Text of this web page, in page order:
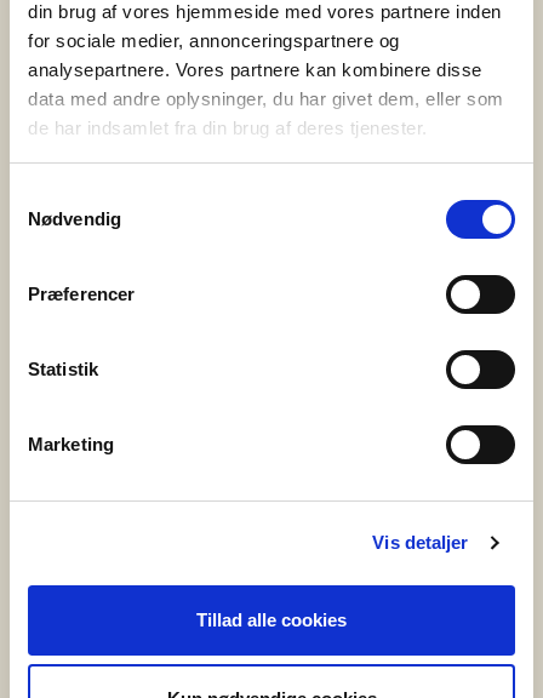
din brug af vores hjemmeside med vores partnere inden
for sociale medier, annonceringspartnere og
analysepartnere. Vores partnere kan kombinere disse
data med andre oplysninger, du har givet dem, eller som
de har indsamlet fra din brug af deres tjenester.
Nødvendig
Præferencer
Statistik
Marketing
Vis detaljer
Tillad alle cookies
3. juni 2025
PårørendeKurset gør en forskel
Bedre Psykiatri har i samarbejde med Syddansk
Universitet og Center for Pårørendeinddragelse
PårørendeKurset – og resultaterne er tydelige. Kurset
håb. Det skaber fællesskab og giver konkrete
udviklingsforstyrrelse. Hvad er PårørendeKurset?
selvskadende eller tidligere har selvskadet, og som har
Formålet med videoerne er at sætte fokus på